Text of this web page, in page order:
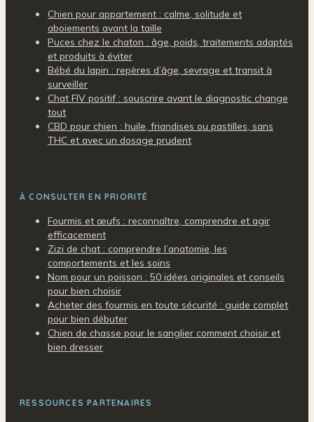
Chien pour appartement : calme, solitude et
aboiements avant la taille
Puces chez le chaton : âge, poids, traitements adaptés
et produits à éviter
Bébé du lapin : repères d’âge, sevrage et transit à
surveiller
Chat FIV positif : souscrire avant le diagnostic change
tout
CBD pour chien : huile, friandises ou pastilles, sans
THC et avec un dosage prudent
À CONSULTER EN PRIORITÉ
Fourmis et œufs : reconnaître, comprendre et agir
efficacement
Zizi de chat : comprendre l’anatomie, les
comportements et les soins
Nom pour un poisson : 50 idées originales et conseils
pour bien choisir
Acheter des fourmis en toute sécurité : guide complet
pour bien débuter
Chien de chasse pour le sanglier comment choisir et
bien dresser
RESSOURCES PARTENAIRES